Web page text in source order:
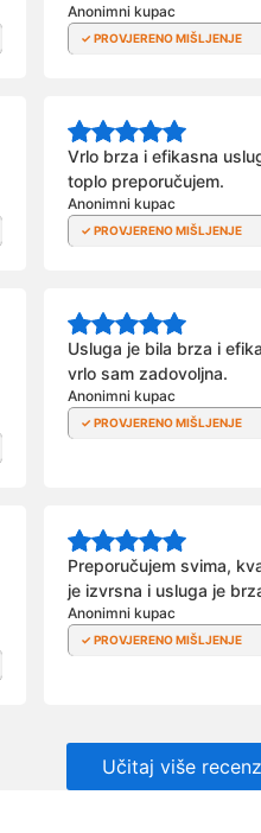
Anonimni kupac
Vrlo brza i efikasna
toplo preporučujem.
Anonimni kupac
Usluga je bila brza i
vrlo sam zadovoljna.
Anonimni kupac
Preporučujem svima,
je izvrsna i usluga je
Anonimni kupac
Učitaj više